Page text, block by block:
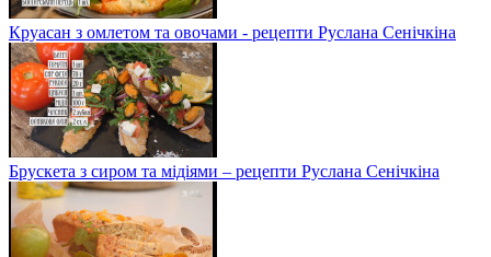
Круасан з омлетом та овочами - рецепти Руслана Сенічкіна
Брускета з сиром та мідіями – рецепти Руслана Сенічкіна